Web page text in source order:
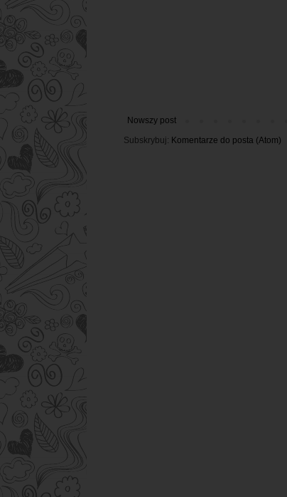
Nowszy post
Subskrybuj: Komentarze do posta (Atom)